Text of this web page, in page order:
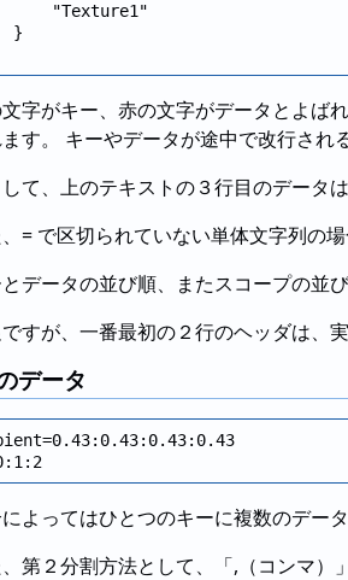
"Texture1"
}
字がキー、赤の文字がデータとよば
す。 キーやデータが途中で改行され
て、上のテキストの３行目のデータ
、= で区切られていない単体文字列の
データの並び順、またスコープの並
すが、一番最初の２行のヘッダは、
データ
よってはひとつのキーに複数のデー
、第２分割方法として、「,（コンマ）